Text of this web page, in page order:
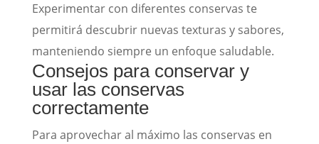
Experimentar con diferentes conservas te
permitirá descubrir nuevas texturas y sabores,
manteniendo siempre un enfoque saludable.
Consejos para conservar y
usar las conservas
correctamente
Para aprovechar al máximo las conservas en